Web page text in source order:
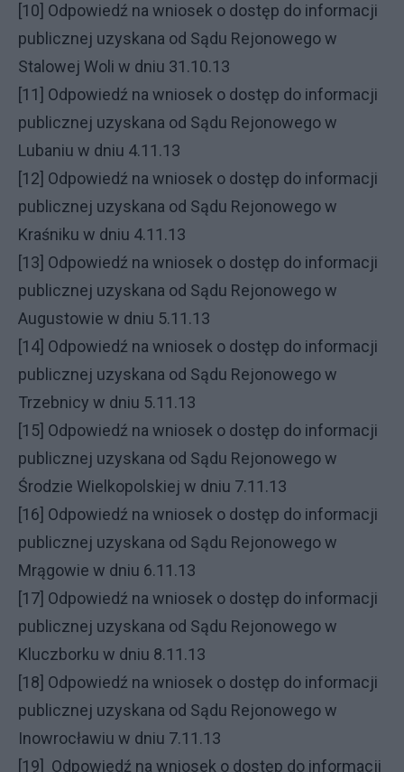
[10] Odpowiedź na wniosek o dostęp do informacji
publicznej uzyskana od Sądu Rejonowego w
Stalowej Woli w dniu 31.10.13
[11] Odpowiedź na wniosek o dostęp do informacji
publicznej uzyskana od Sądu Rejonowego w
Lubaniu w dniu 4.11.13
[12] Odpowiedź na wniosek o dostęp do informacji
publicznej uzyskana od Sądu Rejonowego w
Kraśniku w dniu 4.11.13
[13] Odpowiedź na wniosek o dostęp do informacji
publicznej uzyskana od Sądu Rejonowego w
Augustowie w dniu 5.11.13
[14] Odpowiedź na wniosek o dostęp do informacji
publicznej uzyskana od Sądu Rejonowego w
Trzebnicy w dniu 5.11.13
[15] Odpowiedź na wniosek o dostęp do informacji
publicznej uzyskana od Sądu Rejonowego w
Środzie Wielkopolskiej w dniu 7.11.13
[16] Odpowiedź na wniosek o dostęp do informacji
publicznej uzyskana od Sądu Rejonowego w
Mrągowie w dniu 6.11.13
[17] Odpowiedź na wniosek o dostęp do informacji
publicznej uzyskana od Sądu Rejonowego w
Kluczborku w dniu 8.11.13
[18] Odpowiedź na wniosek o dostęp do informacji
publicznej uzyskana od Sądu Rejonowego w
Inowrocławiu w dniu 7.11.13
[19] Odpowiedź na wniosek o dostęp do informacji